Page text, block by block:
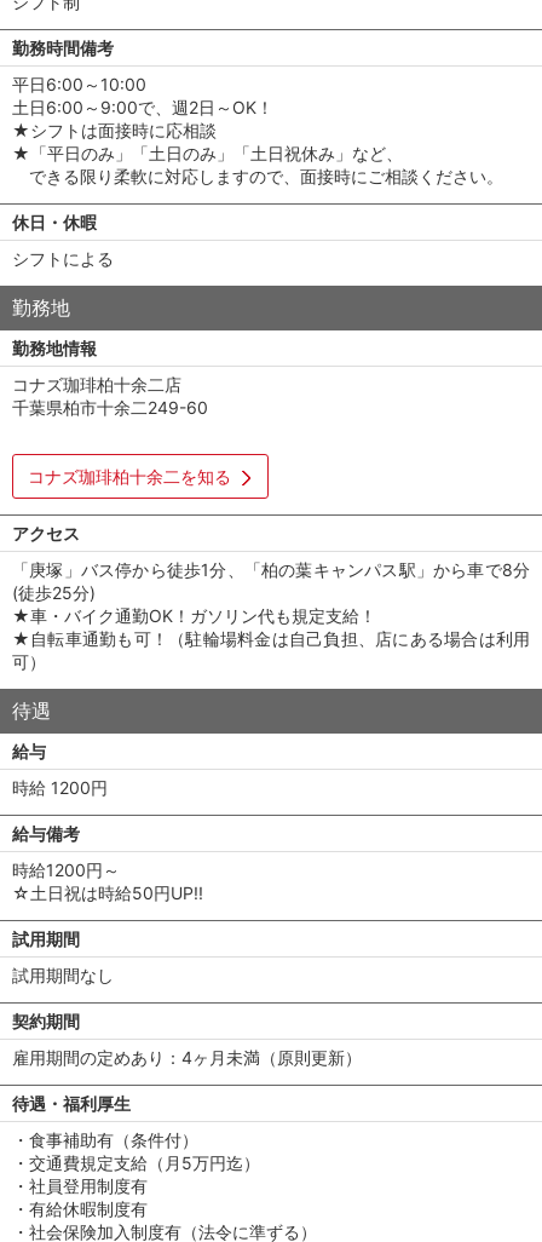
勤務時間備考
平日6:00～10:00
土日6:00～9:00で、週2日～OK！
★シフトは面接時に応相談
★「平日のみ」「土日のみ」「土日祝休み」など、
できる限り柔軟に対応しますので、面接時にご相談ください。
休日・休暇
シフトによる
勤務地
勤務地情報
コナズ珈琲柏十余二店
千葉県柏市十余二249-60
コナズ珈琲柏十余二を知る
アクセス
「庚塚」バス停から徒歩1分、「柏の葉キャンパス駅」から車で8分
(徒歩25分)
★車・バイク通勤OK！ガソリン代も規定支給！
★自転車通勤も可！（駐輪場料金は自己負担、店にある場合は利用
可）
待遇
給与
時給 1200円
給与備考
時給1200円～
☆土日祝は時給50円UP!!
試用期間
試用期間なし
契約期間
雇用期間の定めあり：4ヶ月未満（原則更新）
待遇・福利厚生
・食事補助有（条件付）
・交通費規定支給（月5万円迄）
・社員登用制度有
・有給休暇制度有
・社会保険加入制度有（法令に準ずる）